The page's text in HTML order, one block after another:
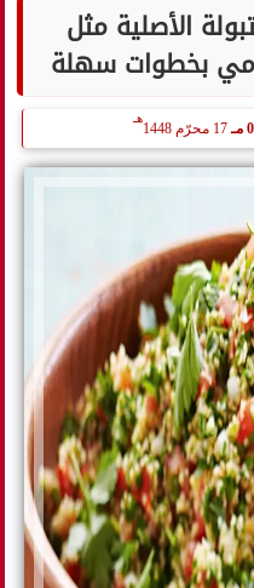
الأصلية مثل
بخطوات سهلة
17 محرّم 1448
هـ